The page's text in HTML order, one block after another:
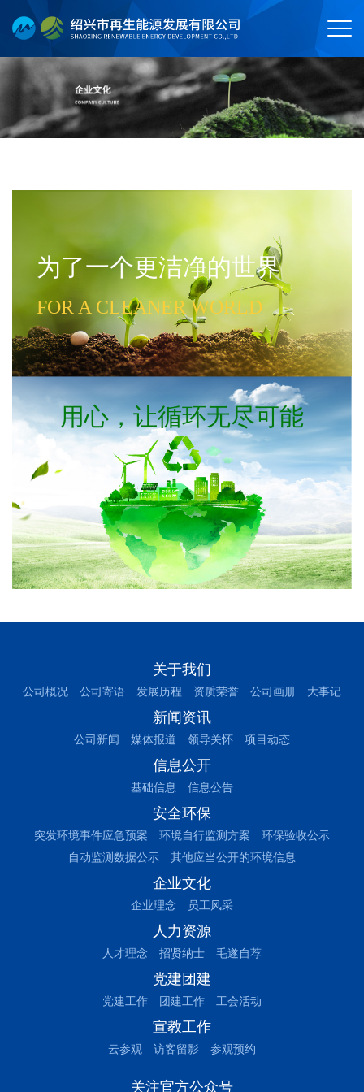
为了一个更洁净的世界
FOR A CLEANER WORLD
用心，让循环无尽可能
关于我们
公司概况 公司寄语 发展历程 资质荣誉 公司画册 大事记
新闻资讯
公司新闻 媒体报道 领导关怀 项目动态
信息公开
基础信息 信息公告
安全环保
突发环境事件应急预案 环境自行监测方案
环保验收公示
自动监测数据公示
其他应当公开的环境信息
企业文化
企业理念 员工风采
人力资源
人才理念 招贤纳士 毛遂自荐
党建团建
党建工作 团建工作 工会活动
宣教工作
云参观 访客留影 参观预约
关注官方公众号